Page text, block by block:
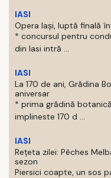
IASI
Opera Iași, luptă finală
* concursul pentru
din Iasi intră ...
IASI
La 170 de ani, Grădina
aniversar
* prima grădină
implineste 170 d ...
IASI
Rețeta zilei: Pêches
sezon
Piersici coapte, un sos